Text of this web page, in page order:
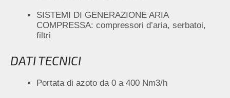
SISTEMI DI GENERAZIONE ARIA
COMPRESSA: compressori d’aria, serbatoi,
filtri
DATI TECNICI
Portata di azoto da 0 a 400 Nm3/h